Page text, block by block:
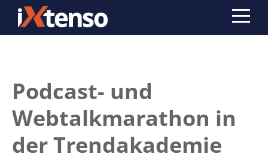
Podcast- und
Webtalkmarathon in
der Trendakademie